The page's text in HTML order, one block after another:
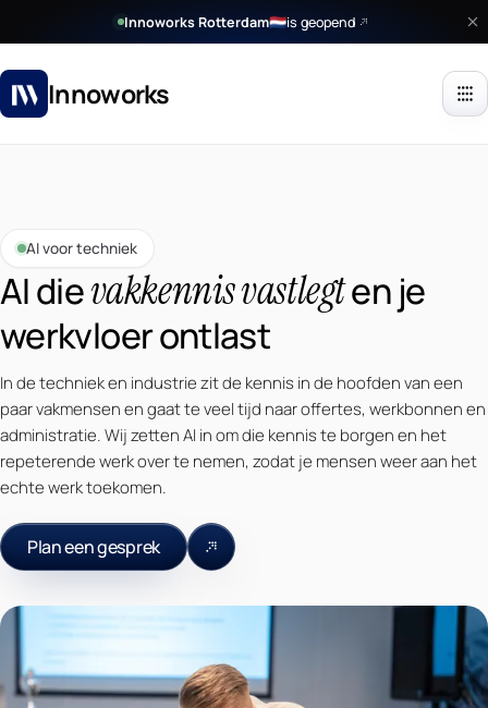
Innoworks Rotterdam🇳🇱is geopend
Innoworks
AI voor techniek
AI dievakkennis vastlegten je
werkvloer ontlast
In de techniek en industrie zit de kennis in de hoofden van een
paar vakmensen en gaat te veel tijd naar offertes, werkbonnen en
administratie. Wij zetten AI in om die kennis te borgen en het
repeterende werk over te nemen, zodat je mensen weer aan het
echte werk toekomen.
Plan een gesprek